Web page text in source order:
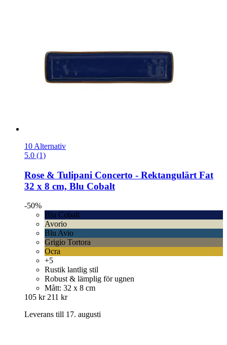
10 Alternativ
5.0 (1)
Rose & Tulipani Concerto -​ Rektangulärt Fat
32 x 8 cm, Blu Cobalt
-50%
Blu Cobalt
Avorio
Blu Avio
Grigio Tortora
Ocra
+5
Rustik lantlig stil
Robust & lämplig för ugnen
Mått: 32 x 8 cm
105 kr 211 kr
Leverans till 17. augusti